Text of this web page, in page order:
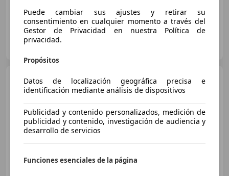
FLEXICAR ASTURIAS.
ES-33010 OVIEDO
Lexus CT 200hBusiness
€ 17.790
01/2019 113.636 km
Electro/Gasolina
Puede cambiar sus ajustes y retirar su
consentimiento en cualquier momento a través del
Gestor de Privacidad en nuestra Política de
privacidad.
Propósitos
Datos de localización geográfica precisa e
identificación mediante análisis de dispositivos
Publicidad y contenido personalizados, medición de
publicidad y contenido, investigación de audiencia y
desarrollo de servicios
Funciones esenciales de la página